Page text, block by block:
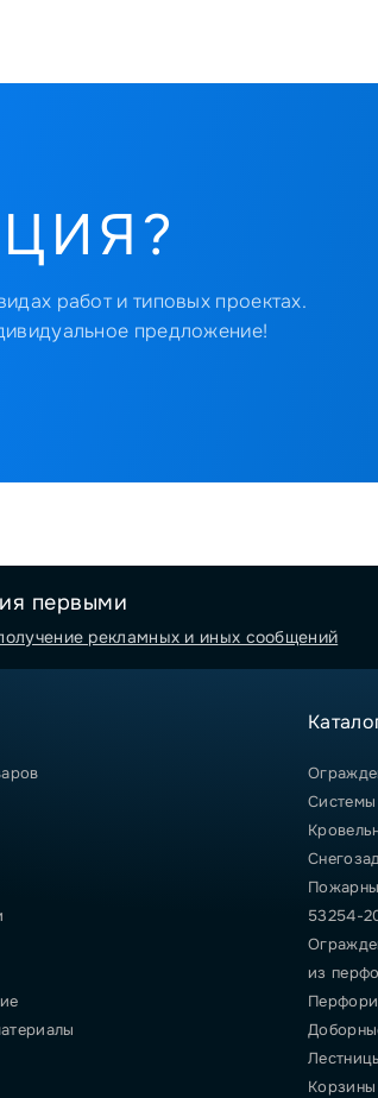
работ и типовых проектах.
предложение!
первыми
рекламных и иных сообщений
53254-
из